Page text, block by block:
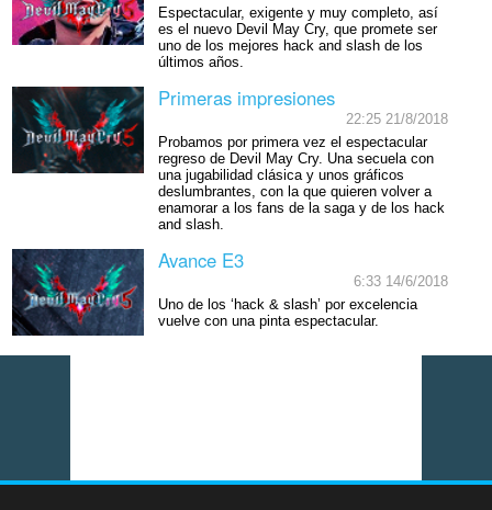
Espectacular, exigente y muy completo, así
es el nuevo Devil May Cry, que promete ser
uno de los mejores hack and slash de los
últimos años.
Primeras impresiones
22:25 21/8/2018
Probamos por primera vez el espectacular
regreso de Devil May Cry. Una secuela con
una jugabilidad clásica y unos gráficos
deslumbrantes, con la que quieren volver a
enamorar a los fans de la saga y de los hack
and slash.
Avance E3
6:33 14/6/2018
Uno de los ‘hack & slash’ por excelencia
vuelve con una pinta espectacular.